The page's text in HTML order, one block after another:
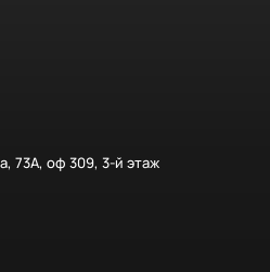
73А, оф 309, 3-й этаж